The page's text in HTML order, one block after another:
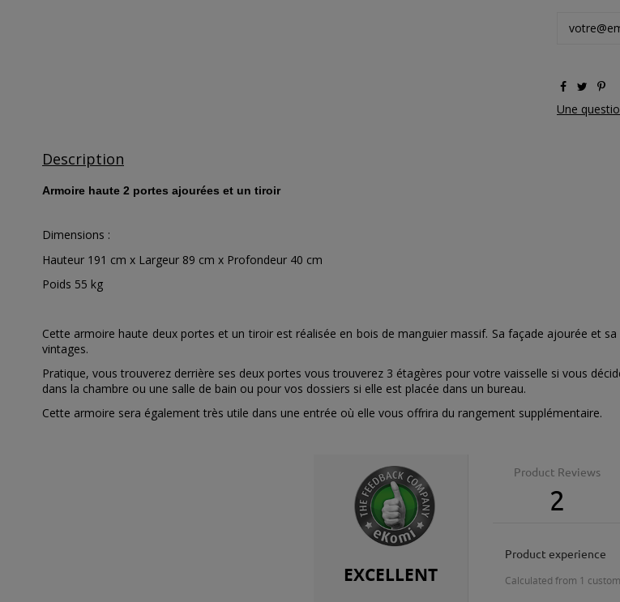
Une
Description
Armoire haute 2 portes ajourées et un tiroir
Dimensions :
Hauteur 191 cm x Largeur 89 cm x Profondeur 40 cm
Poids 55 kg
Cette armoire haute deux portes et un tiroir est réalisée en bois de manguier massif. Sa façade ajourée et
vintages.
Pratique, vous trouverez derrière ses deux portes vous trouverez 3 étagères pour votre vaisselle si vous
dans la chambre ou une salle de bain ou pour vos dossiers si elle est placée dans un bureau.
Cette armoire sera également très utile dans une entrée où elle vous offrira du rangement supplémentaire.
EXCELLENT
Product Reviews
2
product experience
calculated from 1